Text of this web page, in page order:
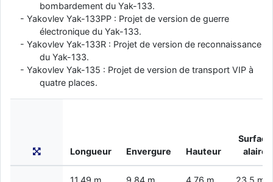
bombardement du Yak-133.
Yakovlev Yak-133PP : Projet de version de guerre
électronique du Yak-133.
Yakovlev Yak-133R : Projet de version de reconnaissance
du Yak-133.
Yakovlev Yak-135 : Projet de version de transport VIP à
quatre places.
Longueur Envergure Hauteur
Surface
alaire